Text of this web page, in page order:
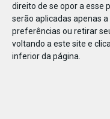
direito de se opor a esse
serão aplicadas apenas
preferências ou retirar
voltando a este site e
inferior da página.